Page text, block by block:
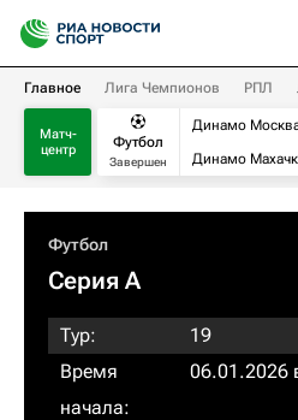
Главное Лига Чемпионов РПЛ
Матч-
центр
Футбол
Завершен
Динамо
Динамо
Футбол
Серия А
Тур:
19
Время
начала:
06.01.2026